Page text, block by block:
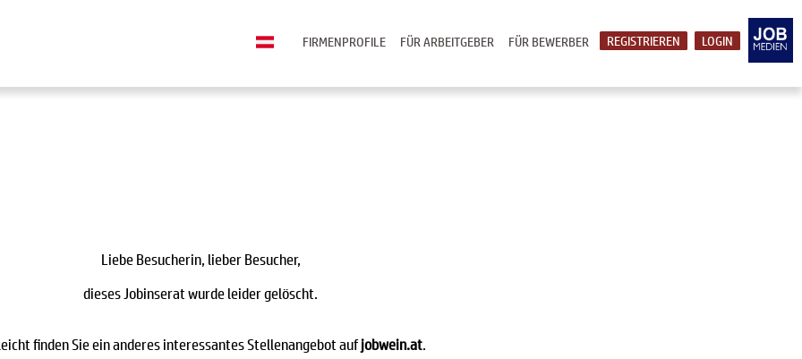
LOGIN
REGISTRIEREN
FÜR BEWERBER
FÜR ARBEITGEBER
FIRMENPROFILE
Liebe Besucherin, lieber Besucher,
dieses Jobinserat wurde leider gelöscht.
finden Sie ein anderes interessantes Stellenangebot aufjobwein.at